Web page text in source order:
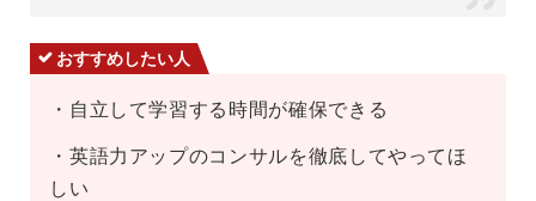
おすすめしたい人
・自立して学習する時間が確保できる
・英語力アップのコンサルを徹底してやってほ
しい